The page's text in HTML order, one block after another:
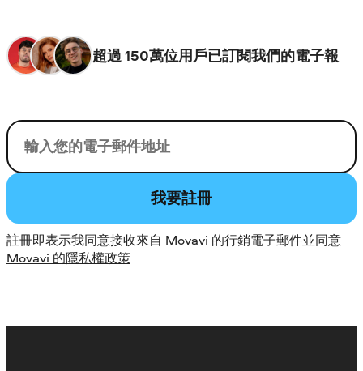
超過 150萬位用戶已訂閱我們的電子報
您的電子郵件
我要註冊
註冊即表示我同意接收來自 Movavi 的行銷電子郵件並同意
Movavi 的隱私權政策